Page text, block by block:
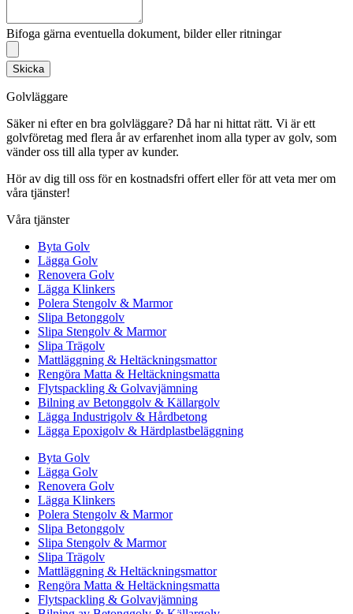
Bifoga gärna eventuella dokument, bilder eller ritningar
Skicka
Golvläggare
Säker ni efter en bra golvläggare? Då har ni hittat rätt. Vi är ett
golvföretag med flera år av erfarenhet inom alla typer av golv, som
vänder oss till alla typer av kunder.
Hör av dig till oss för en kostnadsfri offert eller för att veta mer om
våra tjänster!
Våra tjänster
Byta Golv
Lägga Golv
Renovera Golv
Lägga Klinkers
Polera Stengolv & Marmor
Slipa Betonggolv
Slipa Stengolv & Marmor
Slipa Trägolv
Mattläggning & Heltäckningsmattor
Rengöra Matta & Heltäckningsmatta
Flytspackling & Golvavjämning
Bilning av Betonggolv & Källargolv
Lägga Industrigolv & Hårdbetong
Lägga Epoxigolv & Härdplastbeläggning
Byta Golv
Lägga Golv
Renovera Golv
Lägga Klinkers
Polera Stengolv & Marmor
Slipa Betonggolv
Slipa Stengolv & Marmor
Slipa Trägolv
Mattläggning & Heltäckningsmattor
Rengöra Matta & Heltäckningsmatta
Flytspackling & Golvavjämning